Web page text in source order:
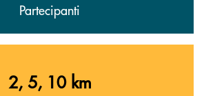
Partecipanti
2, 5, 10 km